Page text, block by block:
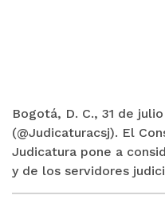
Bogotá, D. C., 31 de
(@Judicaturacsj). El
Judicatura pone a
y de los servidores